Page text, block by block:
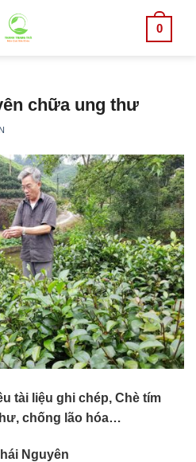
0
chữa ung thư
tài liệu ghi chép, Chè tím
chống lão hóa…
Nguyên